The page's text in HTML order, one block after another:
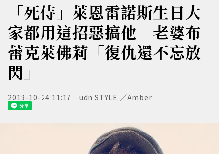
「死侍」萊恩雷諾斯生日大
家都用這招惡搞他 老婆布
蕾克萊佛莉「復仇還不忘放
閃」
2019-10-24 11:17 udn STYLE ／Amber